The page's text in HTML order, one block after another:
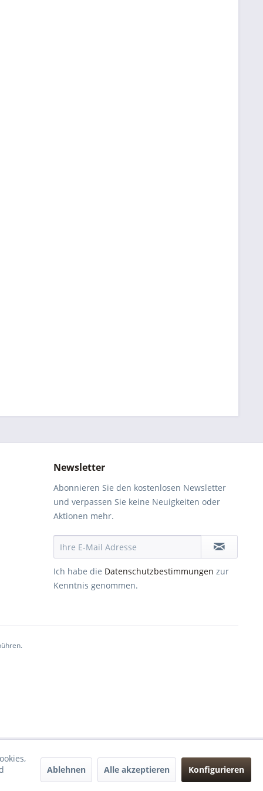
Newsletter
Abonnieren Sie den kostenlosen Newsletter
und verpassen Sie keine Neuigkeiten oder
Aktionen mehr.
Ich habe die Datenschutzbestimmungen zur
Kenntnis genommen.
Ablehnen Alle akzeptieren Konfigurieren